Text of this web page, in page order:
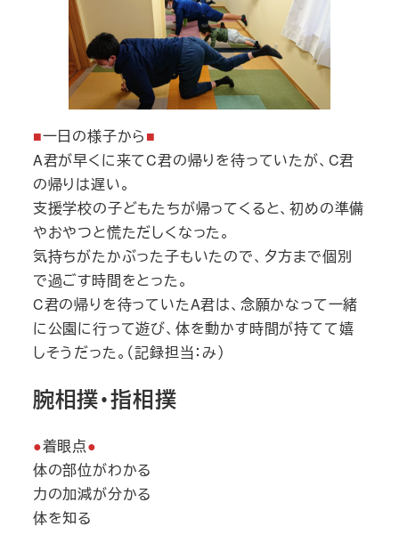
■一日の様子から■
A君が早くに来てC君の帰りを待っていたが、C君
の帰りは遅い。
支援学校の子どもたちが帰ってくると、初めの準備
やおやつと慌ただしくなった。
気持ちがたかぶった子もいたので、夕方まで個別
で過ごす時間をとった。
C君の帰りを待っていたA君は、念願かなって一緒
に公園に行って遊び、体を動かす時間が持てて嬉
しそうだった。（記録担当：み）
腕相撲・指相撲
●着眼点●
体の部位がわかる
力の加減が分かる
体を知る